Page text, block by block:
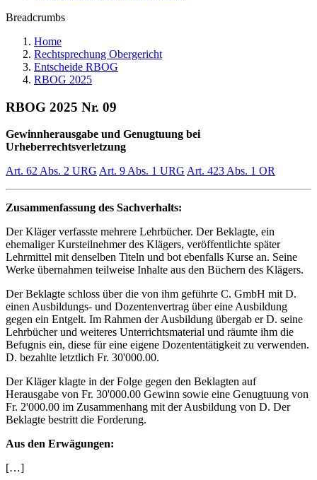
Breadcrumbs
Home
Rechtsprechung Obergericht
Entscheide RBOG
RBOG 2025
RBOG 2025 Nr. 09
Gewinnherausgabe und Genugtuung bei
Urheberrechtsverletzung
Art. 62 Abs. 2 URG Art. 9 Abs. 1 URG Art. 423 Abs. 1 OR
Zusammenfassung des Sachverhalts:
Der Kläger verfasste mehrere Lehrbücher. Der Beklagte, ein
ehemaliger Kursteilnehmer des Klägers, veröffentlichte später
Lehrmittel mit denselben Titeln und bot ebenfalls Kurse an. Seine
Werke übernahmen teilweise Inhalte aus den Büchern des Klägers.
Der Beklagte schloss über die von ihm geführte C. GmbH mit D.
einen Ausbildungs- und Dozentenvertrag über eine Ausbildung
gegen ein Entgelt. Im Rahmen der Ausbildung übergab er D. seine
Lehrbücher und weiteres Unterrichtsmaterial und räumte ihm die
Befugnis ein, diese für eine eigene Dozententätigkeit zu verwenden.
D. bezahlte letztlich Fr. 30'000.00.
Der Kläger klagte in der Folge gegen den Beklagten auf
Herausgabe von Fr. 30'000.00 Gewinn sowie eine Genugtuung von
Fr. 2'000.00 im Zusammenhang mit der Ausbildung von D. Der
Beklagte bestritt die Forderung.
Aus den Erwägungen:
[…]